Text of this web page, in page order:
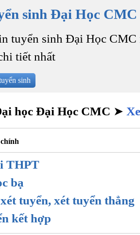
sinh Đại Học CMC
tuyển sinh Đại Học CMC
tiết nhất
sinh
học Đại Học CMC ➤
THPT
bạ
tuyển, xét tuyển thẳng
kết hợp